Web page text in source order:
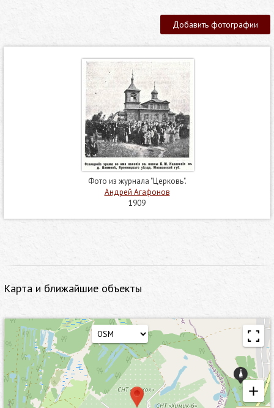
Добавить фотографии
Фото из журнала "Церковь".
Андрей Агафонов
1909
Карта и ближайшие объекты